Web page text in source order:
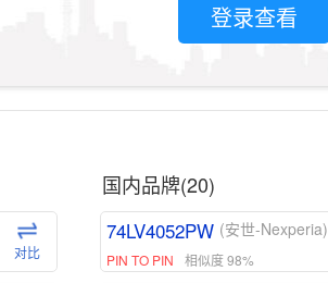
登录查看
对比
国内品牌(20)
74LV4052PW (安世-Nexperia)
PIN TO PIN 相似度 98%